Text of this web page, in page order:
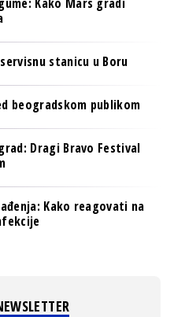
stanicu u Boru
beogradskom publikom
Dragi Bravo Festival
Kako reagovati na